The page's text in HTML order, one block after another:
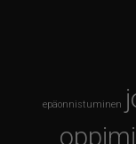
epäonnistuminen